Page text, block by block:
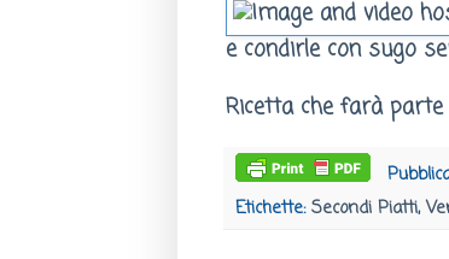
e condirle con sugo
Ricetta che farà parte
Etichette:Secondi Piatti,